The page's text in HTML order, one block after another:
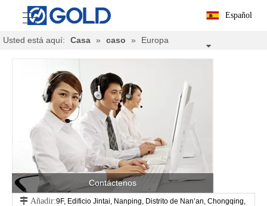
Español
Usted está aquí: Casa » caso » Europa
Contáctenos
 Añadir:9F, Edificio Jintai, Nanping, Distrito de Nan’an, Chongqing,